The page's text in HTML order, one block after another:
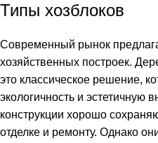
Типы хозблоков
Современный рынок
хозяйственных построек.
это классическое решение,
экологичность и эстетичную
конструкции хорошо
отделке и ремонту. Однако